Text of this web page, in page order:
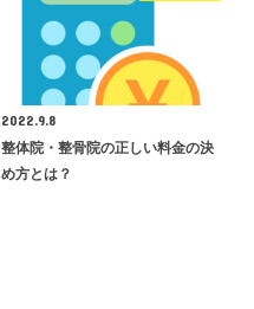
2022.9.8
整体院・整骨院の正しい料金の決
め方とは？